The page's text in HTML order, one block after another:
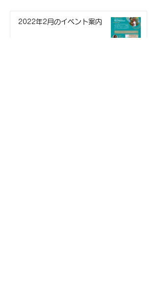
ラさん）
Tamires
2022年2月のイベント案内